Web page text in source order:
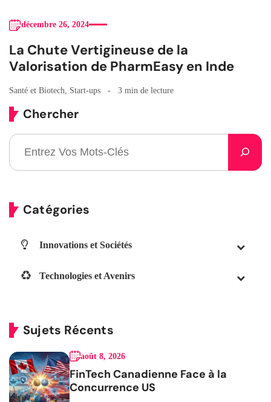
décembre 26, 2024
La Chute Vertigineuse de la
Valorisation de PharmEasy en Inde
Santé et Biotech Start-ups 3 min de lecture
Chercher
Catégories
Innovations et Sociétés
Technologies et Avenirs
Sujets Récents
août 8, 2026
FinTech Canadienne Face à la
Concurrence US